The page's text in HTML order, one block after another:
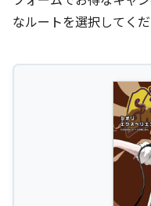
なルートを選択してくだ